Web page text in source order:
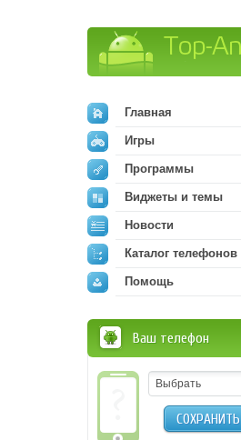
Главная
Игры
Программы
Виджеты и темы
Новости
Каталог телефонов
Помощь
Ваш телефон
Выбрать
СОХРАНИТЬ